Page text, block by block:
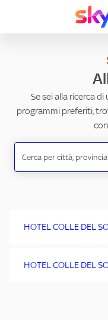
Se sei alla ricerca
programmi preferiti,
HOTEL COLLE DEL
HOTEL COLLE DEL